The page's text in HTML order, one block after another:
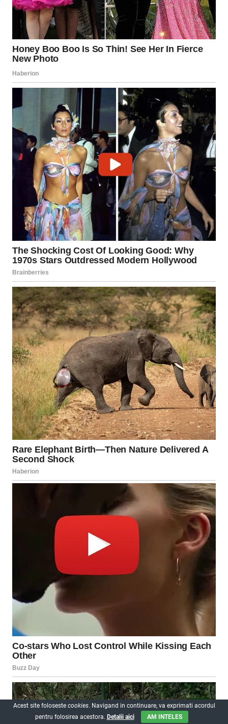
Acest site foloseste cookies. Navigand in continuare, va exprimati acordul
pentru folosirea acestora. Detalii aici AM INTELES